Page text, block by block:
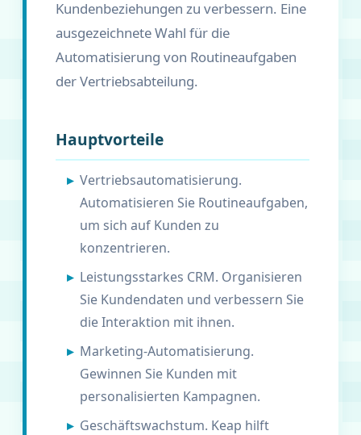
Kundenbeziehungen zu verbessern. Eine
ausgezeichnete Wahl für die
Automatisierung von Routineaufgaben
der Vertriebsabteilung.
Hauptvorteile
Vertriebsautomatisierung.
Automatisieren Sie Routineaufgaben,
um sich auf Kunden zu
konzentrieren.
Leistungsstarkes CRM. Organisieren
Sie Kundendaten und verbessern Sie
die Interaktion mit ihnen.
Marketing-Automatisierung.
Gewinnen Sie Kunden mit
personalisierten Kampagnen.
Geschäftswachstum. Keap hilft